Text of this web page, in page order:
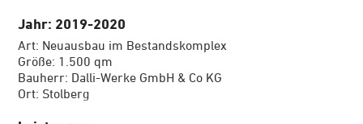
Jahr: 2019-2020
Art: Neuausbau im Bestandskomplex
Größe: 1.500 qm
Bauherr: Dalli-Werke GmbH & Co KG
Ort: Stolberg